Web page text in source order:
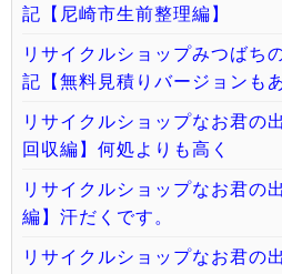
記【尼崎市生前整理編】
リサイクルショップみつばち
記【無料見積りバージョンも
リサイクルショップなお君の
回収編】何処よりも高く
リサイクルショップなお君の
編】汗だくです。
リサイクルショップなお君の